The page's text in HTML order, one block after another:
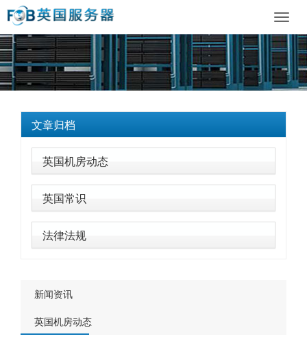
文章归档
英国机房动态
英国常识
法律法规
新闻资讯
英国机房动态